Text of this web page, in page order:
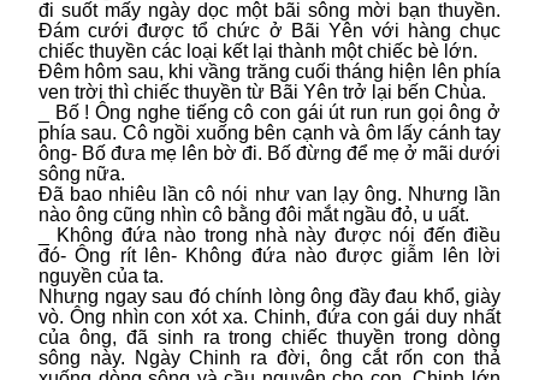
đi suốt mấy ngày dọc một bãi sông mời bạn thuyền.
Đám cưới được tổ chức ở Bãi Yên với hàng chục
chiếc thuyền các loại kết lại thành một chiếc bè lớn.
Đêm hôm sau, khi vầng trăng cuối tháng hiện lên phía
ven trời thì chiếc thuyền từ Bãi Yên trở lại bến Chùa.
_ Bố ! Ông nghe tiếng cô con gái út run run gọi ông ở
phía sau. Cô ngồi xuống bên cạnh và ôm lấy cánh tay
ông- Bố đưa mẹ lên bờ đi. Bố đừng để mẹ ở mãi dưới
sông nữa.
Đã bao nhiêu lần cô nói như van lạy ông. Nhưng lần
nào ông cũng nhìn cô bằng đôi mắt ngầu đỏ, u uất.
_ Không đứa nào trong nhà này được nói đến điều
đó- Ông rít lên- Không đứa nào được giẫm lên lời
nguyền của ta.
Nhưng ngay sau đó chính lòng ông đầy đau khổ, giày
vò. Ông nhìn con xót xa. Chinh, đứa con gái duy nhất
của ông, đã sinh ra trong chiếc thuyền trong dòng
sông này. Ngày Chinh ra đời, ông cắt rốn con thả